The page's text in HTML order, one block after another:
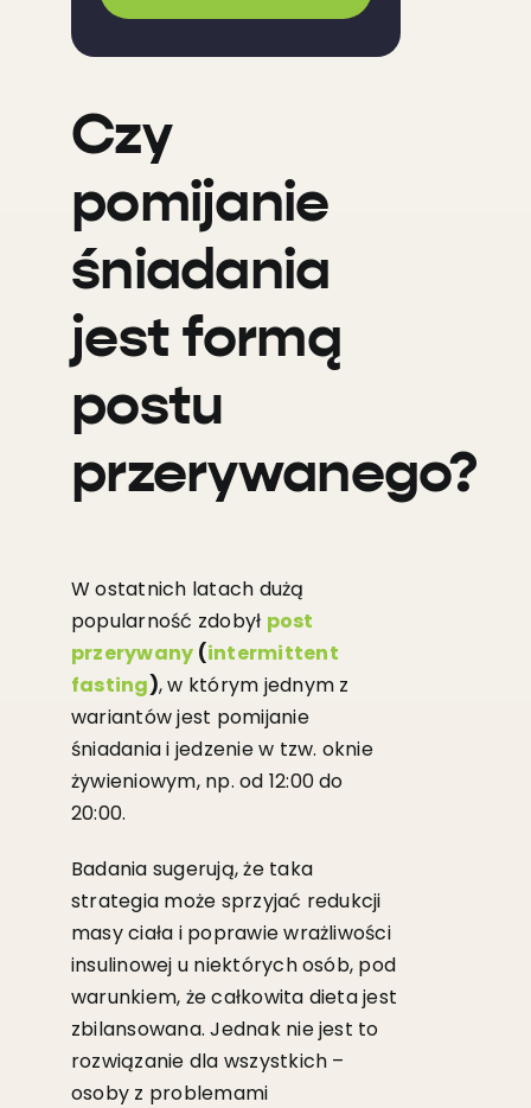
Czy
pomijanie
śniadania
jest formą
postu
przerywanego?
W ostatnich latach dużą
popularność zdobył post
przerywany (intermittent
fasting), w którym jednym z
wariantów jest pomijanie
śniadania i jedzenie w tzw. oknie
żywieniowym, np. od 12:00 do
20:00.
Badania sugerują, że taka
strategia może sprzyjać redukcji
masy ciała i poprawie wrażliwości
insulinowej u niektórych osób, pod
warunkiem, że całkowita dieta jest
zbilansowana. Jednak nie jest to
rozwiązanie dla wszystkich –
osoby z problemami